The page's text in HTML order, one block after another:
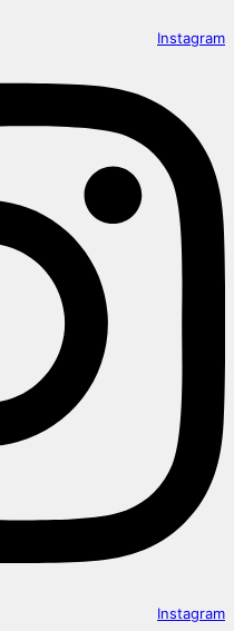
Instagram
Instagram